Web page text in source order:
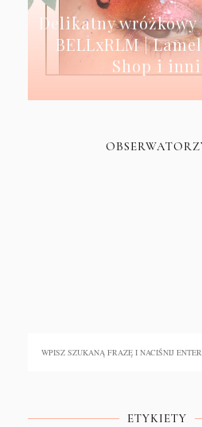
Delikatny
BELLxRLM |
Shop i inni
ETYKIETY